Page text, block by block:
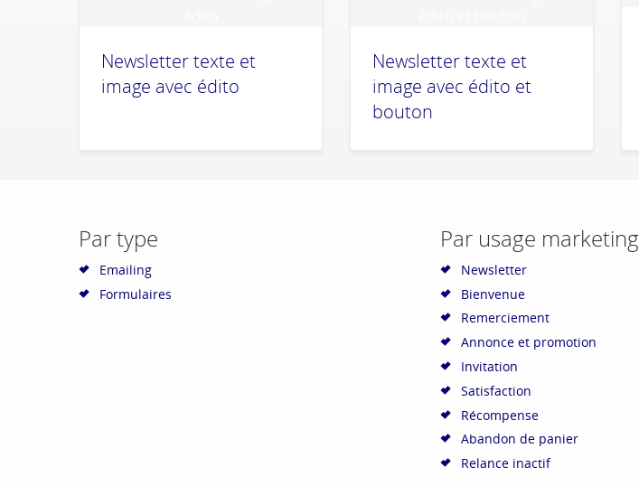
Newsletter texte et
image avec édito
Newsletter texte et
image avec édito et
bouton
Par type
Emailing
Formulaires
Par usage marketing
Newsletter
Bienvenue
Remerciement
Annonce et promotion
Invitation
Satisfaction
Récompense
Abandon de panier
Relance inactif